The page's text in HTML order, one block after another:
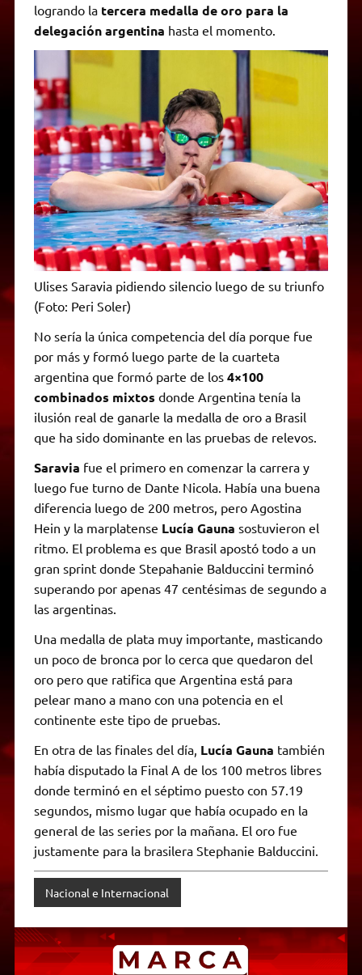
logrando la tercera medalla de oro para la
delegación argentina hasta el momento.
Ulises Saravia pidiendo silencio luego de su triunfo
(Foto: Peri Soler)
No sería la única competencia del día porque fue
por más y formó luego parte de la cuarteta
argentina que formó parte de los 4×100
combinados mixtos donde Argentina tenía la
ilusión real de ganarle la medalla de oro a Brasil
que ha sido dominante en las pruebas de relevos.
Saravia fue el primero en comenzar la carrera y
luego fue turno de Dante Nicola. Había una buena
diferencia luego de 200 metros, pero Agostina
Hein y la marplatense Lucía Gauna sostuvieron el
ritmo. El problema es que Brasil apostó todo a un
gran sprint donde Stepahanie Balduccini terminó
superando por apenas 47 centésimas de segundo a
las argentinas.
Una medalla de plata muy importante, masticando
un poco de bronca por lo cerca que quedaron del
oro pero que ratifica que Argentina está para
pelear mano a mano con una potencia en el
continente este tipo de pruebas.
En otra de las finales del día, Lucía Gauna también
había disputado la Final A de los 100 metros libres
donde terminó en el séptimo puesto con 57.19
segundos, mismo lugar que había ocupado en la
general de las series por la mañana. El oro fue
justamente para la brasilera Stephanie Balduccini.
Nacional e Internacional